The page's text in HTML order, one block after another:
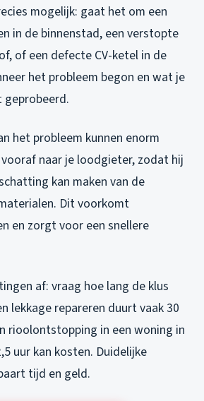
mogelijk: gaat het om een
in de binnenstad, een verstopte
of een defecte CV-ketel in de
het probleem begon en wat je
geprobeerd.
het probleem kunnen enorm
naar je loodgieter, zodat hij
kan maken van de
Dit voorkomt
en zorgt voor een snellere
af: vraag hoe lang de klus
lekkage repareren duurt vaak 30
rioolontstopping in een woning in
uur kan kosten. Duidelijke
tijd en geld.